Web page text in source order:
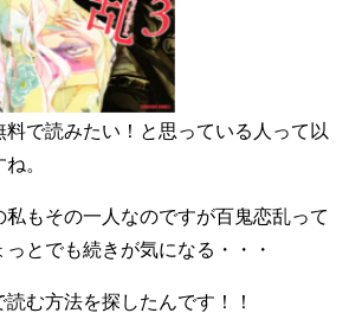
料で読みたい！と思っている人って以
。
もその一人なのですが百鬼恋乱って
とでも続きが気になる・・・
む方法を探したんです！！